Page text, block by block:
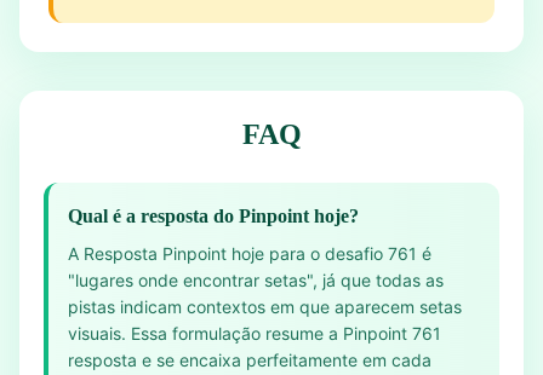
FAQ
Qual é a resposta do Pinpoint hoje?
A Resposta Pinpoint hoje para o desafio 761 é
"lugares onde encontrar setas", já que todas as
pistas indicam contextos em que aparecem setas
visuais. Essa formulação resume a Pinpoint 761
resposta e se encaixa perfeitamente em cada